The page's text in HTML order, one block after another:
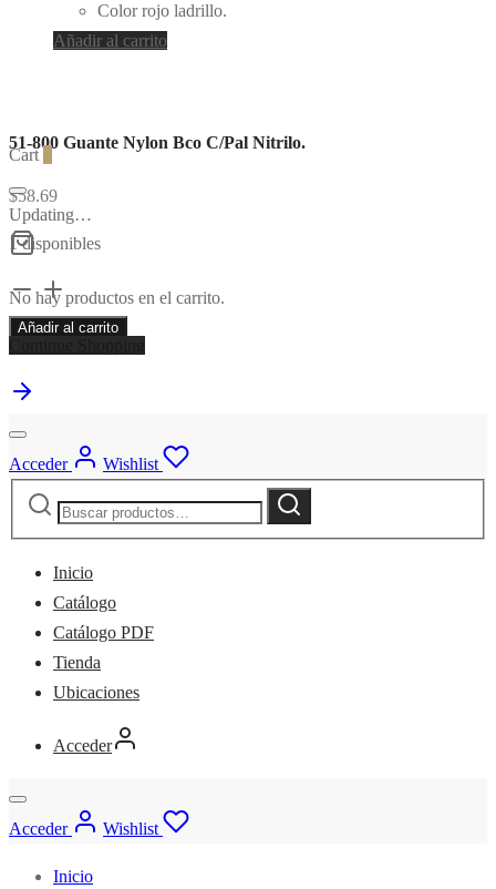
Color rojo ladrillo.
Añadir al carrito
51-800 Guante Nylon Bco C/Pal Nitrilo.
$58.69
1 disponibles
51-
800
Nitrilo.
cantidad
Añadir al carrito
Cart
Updating…
No hay productos en el carrito.
Acceder
Wishlist
Buscar
Buscar
Inicio
Catálogo
Catálogo PDF
Tienda
Ubicaciones
Acceder
Acceder Wishlist
Inicio